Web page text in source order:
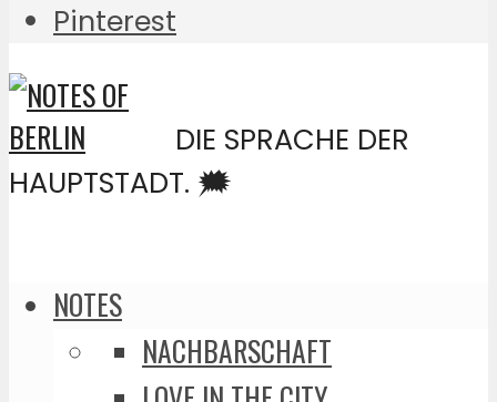
Pinterest
DIE SPRACHE DER
HAUPTSTADT. 🗯️
NOTES
NACHBARSCHAFT